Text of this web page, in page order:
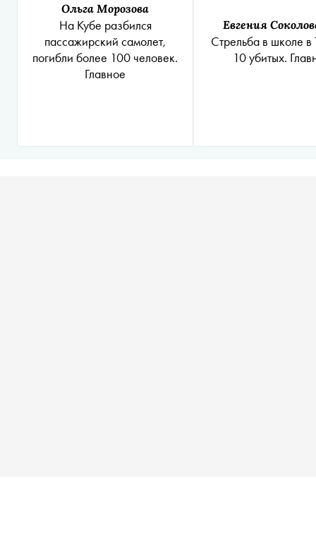
Ольга Морозова
На Кубе разбился
пассажирский самолет,
погибли более 100 человек.
Главное
Евгения
Стрельба в школе в
10 убитых.